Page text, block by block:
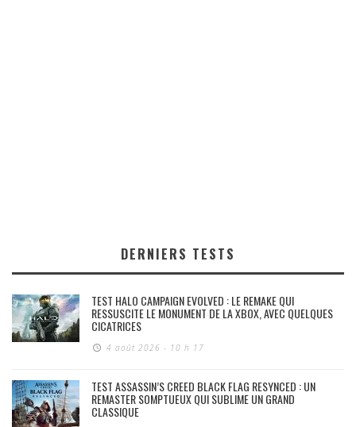
DERNIERS TESTS
TEST HALO CAMPAIGN EVOLVED : LE REMAKE QUI
RESSUSCITE LE MONUMENT DE LA XBOX, AVEC QUELQUES
CICATRICES
4 août 2026 - 10 h 17
TEST ASSASSIN’S CREED BLACK FLAG RESYNCED : UN
REMASTER SOMPTUEUX QUI SUBLIME UN GRAND
CLASSIQUE